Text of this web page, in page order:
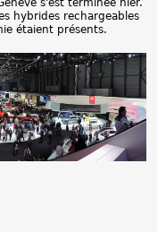
s'est terminée hier.
hybrides rechargeables
étaient présents.